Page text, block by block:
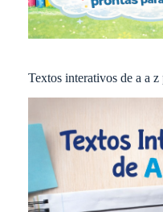
Textos interativos de a a